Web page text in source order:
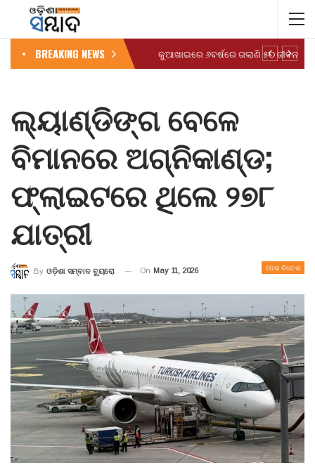
BREAKING NEWS କୁଆଖାଇରେ ୬ବର୍ଷରେ ଗଲାଣି ୫୦ ଜୀବନ
ଲ୍ୟାଣ୍ଡିଙ୍ଗ ବେଳେ
ବିମାନରେ ଅଗ୍ନିକାଣ୍ଡ;
ଫ୍ଲାଇଟରେ ଥିଲେ ୨୭୮
ଯାତ୍ରୀ
ଦେଶ ବିଦେଶ
By ଓଡ଼ିଶା ସମ୍ବାଦ ବ୍ୟୁରୋ On May 11, 2026